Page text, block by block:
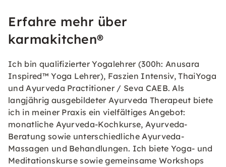
Erfahre mehr über
karmakitchen®
Ich bin qualifizierter Yogalehrer (300h: Anusara
Inspired™ Yoga Lehrer), Faszien Intensiv, ThaiYoga
und Ayurveda Practitioner / Seva CAEB. Als
langjährig ausgebildeter Ayurveda Therapeut biete
ich in meiner Praxis ein vielfältiges Angebot:
monatliche Ayurveda-Kochkurse, Ayurveda-
Beratung sowie unterschiedliche Ayurveda-
Massagen und Behandlungen. Ich biete Yoga- und
Meditationskurse sowie gemeinsame Workshops